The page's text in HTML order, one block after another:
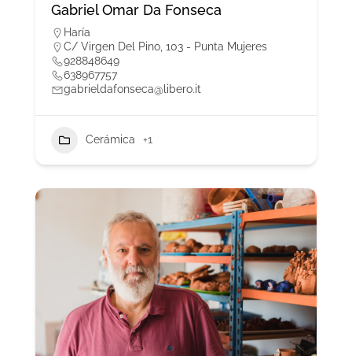
Gabriel Omar Da Fonseca
Haría
C/ Virgen Del Pino, 103 - Punta Mujeres
928848649
638967757
gabrieldafonseca@libero.it
Cerámica +1